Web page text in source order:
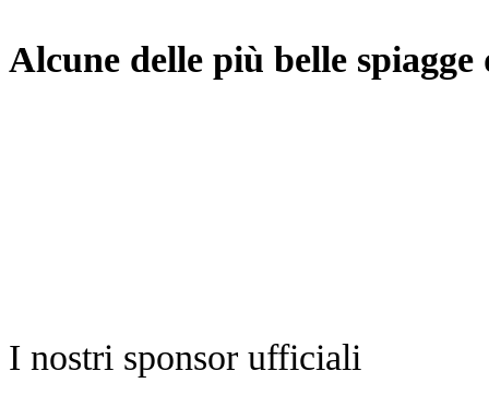
Alcune delle più belle
I nostri sponsor ufficiali